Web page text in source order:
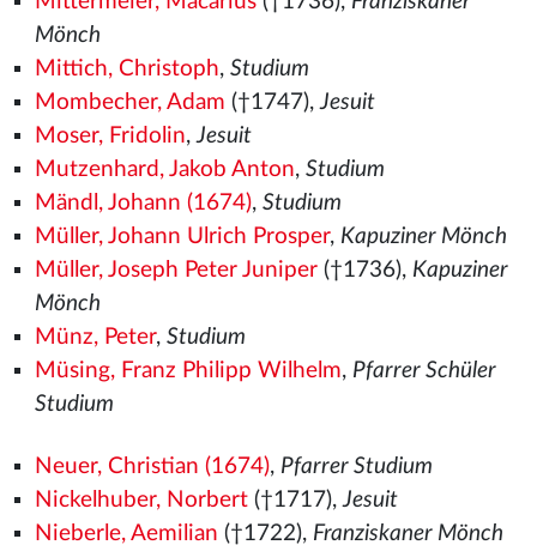
Mönch
Mittich, Christoph, Studium
Mombecher, Adam (†1747),Jesuit
Moser, Fridolin,Jesuit
Mutzenhard, Jakob Anton, Studium
Mändl, Johann (1674), Studium
Müller, Johann Ulrich Prosper, Kapuziner Mönch
Müller, Joseph Peter Juniper(†1736), Kapuziner
Mönch
Münz, Peter, Studium
Müsing, Franz Philipp Wilhelm, Pfarrer Schüler
Studium
Neuer, Christian (1674), Pfarrer Studium
Nickelhuber, Norbert(†1717),Jesuit
Nieberle, Aemilian (†1722), Franziskaner Mönch